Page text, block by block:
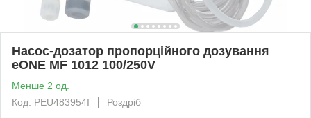
Насос-дозатор пропорційного дозування
eONE MF 1012 100/250V
Менше 2 од.
Код: PEU483954I
Роздріб